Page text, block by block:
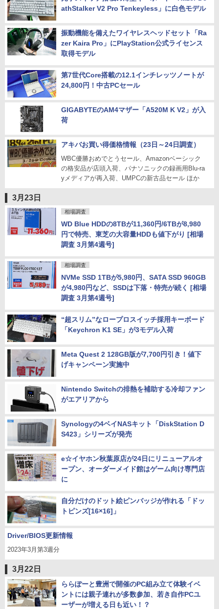
athStalker V2 Pro Tenkeyless」に白色モデル
振動機能を備えたワイヤレスヘッドセット「Ra
zer Kaira Pro」にPlayStation公式ライセンス
取得モデル
第7世代Core搭載の12.1インチレッツノートが
24,800円！中古PCセール
GIGABYTEのAM4マザー「A520M K V2」が入
荷
アキバお買い得価格情報（23日～24日調査）
WBC優勝おめでとうセール、Amazonベーシック
の格安品が店頭入荷、パナソニックの録画用Blu-ra
yメディアが再入荷、UMPCの新古品セール ほか
3月23日
相場調査
WD Blue HDDの8TBが11,360円/6TBが8,980
円で特売、東芝の大容量HDDも値下がり [相場
調査 3月第4週号]
相場調査
NVMe SSD 1TBが5,980円、SATA SSD 960GB
が4,980円など、SSDは下落・特売が続く [相場
調査 3月第4週号]
“超スリム”なロープロスイッチ採用キーボード
「Keychron K1 SE」が3モデル入荷
Meta Quest 2 128GB版が7,700円引き！値下
げキャンペーン実施中
Nintendo Switchの排熱を補助する冷却ファン
がエアリアから
Synologyの4ベイNASキット「DiskStation D
S423」シリーズが発売
e☆イヤホン秋葉原店が24日にリニューアルオ
ープン、オーダーメイド館はゲーム向け専門店
に
自分だけのドット絵ピンバッジが作れる「ドッ
トピンズ[16×16]」
Driver/BIOS更新情報
2023年3月第3週分
3月22日
ららぽーと豊洲で開催のPC組み立て体験イベ
ントには親子連れが多数参加、若き自作PCユ
ーザーが増える日も近い！？